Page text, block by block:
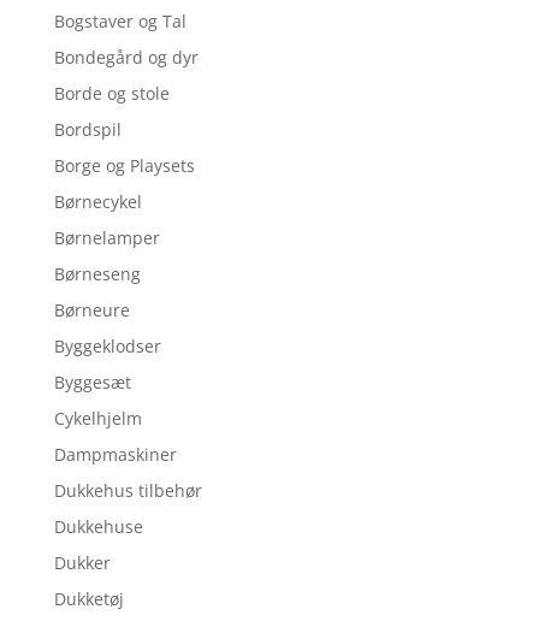
Bogstaver og Tal
Bondegård og dyr
Borde og stole
Bordspil
Borge og Playsets
Børnecykel
Børnelamper
Børneseng
Børneure
Byggeklodser
Byggesæt
Cykelhjelm
Dampmaskiner
Dukkehus tilbehør
Dukkehuse
Dukker
Dukketøj